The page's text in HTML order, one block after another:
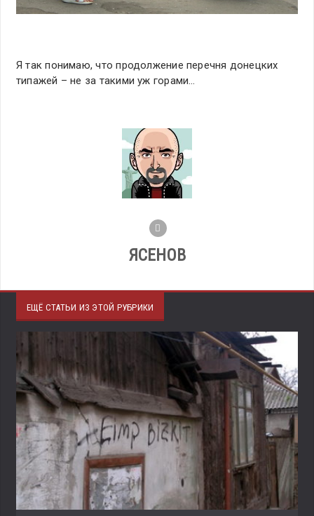
Я так понимаю, что продолжение перечня донецких
типажей – не за такими уж горами…
ЯСЕНОВ
ЕЩЁ СТАТЬИ ИЗ ЭТОЙ РУБРИКИ